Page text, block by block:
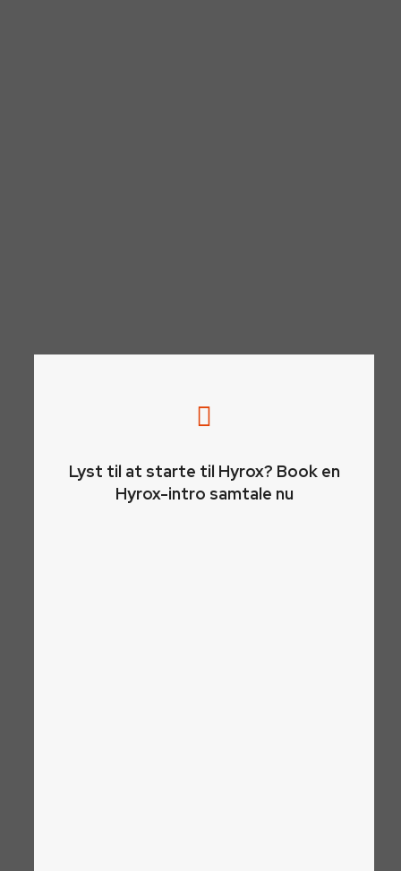
Lyst til at starte til Hyrox? Book en
Hyrox-intro samtale nu